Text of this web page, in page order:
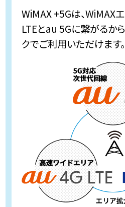
WiMAX +5Gは、WiMAX
LTEとau 5Gに繋がるか
クでご利用いただけます。